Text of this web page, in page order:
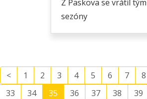
Z Paskova se vrátil
sezóny
< 1 2 3 4 5 6 7 8
33
34 35 36 37 38 39